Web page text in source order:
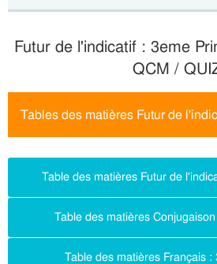
Futur de l'indicatif : 3eme
QCM /
Tables des matières Futur de
Table des matières Futur de
Table des matières
Table des matières Français :